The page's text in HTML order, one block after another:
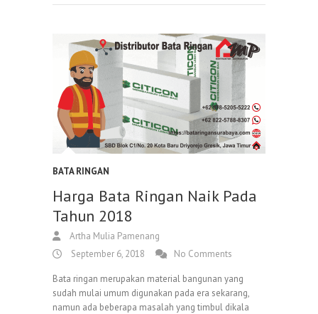
BATA RINGAN
Harga Bata Ringan Naik Pada
Tahun 2018
Artha Mulia Pamenang
September 6, 2018
No Comments
Bata ringan merupakan material bangunan yang
sudah mulai umum digunakan pada era sekarang,
namun ada beberapa masalah yang timbul dikala